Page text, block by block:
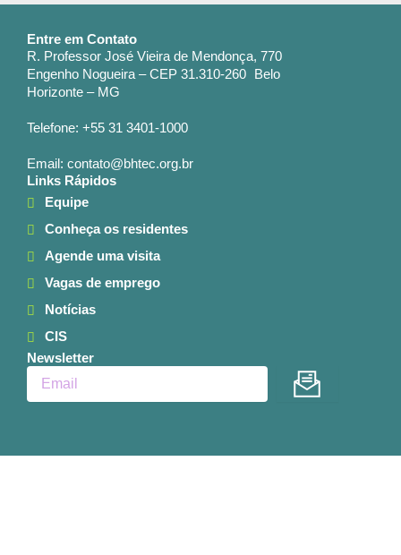
Entre em Contato
R. Professor José Vieira de Mendonça, 770
Engenho Nogueira – CEP 31.310-260 Belo
Horizonte – MG
Telefone: +55 31 3401-1000
Email: contato@bhtec.org.br
Links Rápidos
Equipe
Conheça os residentes
Agende uma visita
Vagas de emprego
Notícias
CIS
Newsletter
Enviar